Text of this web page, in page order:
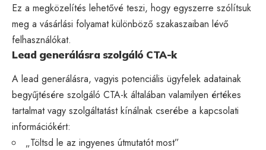
Ez a megközelítés lehetővé teszi, hogy egyszerre szólítsuk
meg a vásárlási folyamat különböző szakaszaiban lévő
felhasználókat.
Lead generálásra szolgáló CTA-k
A lead generálásra, vagyis potenciális ügyfelek adatainak
begyűjtésére szolgáló CTA-k általában valamilyen értékes
tartalmat vagy szolgáltatást kínálnak cserébe a kapcsolati
információkért:
„Töltsd le az ingyenes útmutatót most”